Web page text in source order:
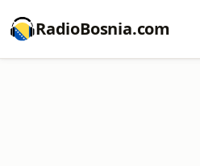
RadioBosnia.com